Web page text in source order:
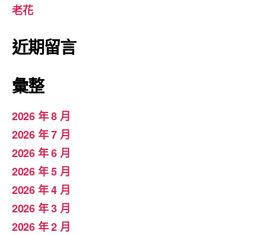
老花
近期留言
彙整
2026 年 8 月
2026 年 7 月
2026 年 6 月
2026 年 5 月
2026 年 4 月
2026 年 3 月
2026 年 2 月